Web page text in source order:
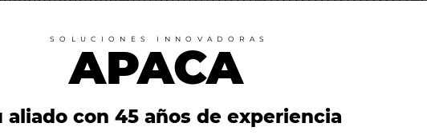
SOLUCIONES INNOVADORAS
APACA
aliado con 45 años de experiencia